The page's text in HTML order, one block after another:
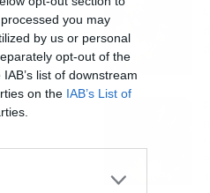
you may
by us or personal
opt-out of the
list of downstream
on the IAB’s List of